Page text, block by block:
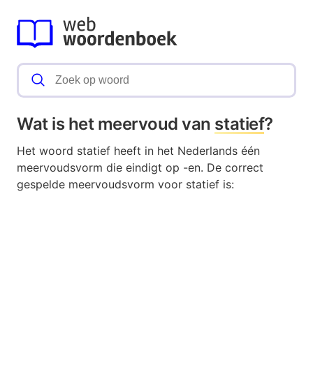
Wat is het meervoud van statief?
Het woord statief heeft in het Nederlands één
meervoudsvorm die eindigt op -en. De correct
gespelde meervoudsvorm voor statief is: